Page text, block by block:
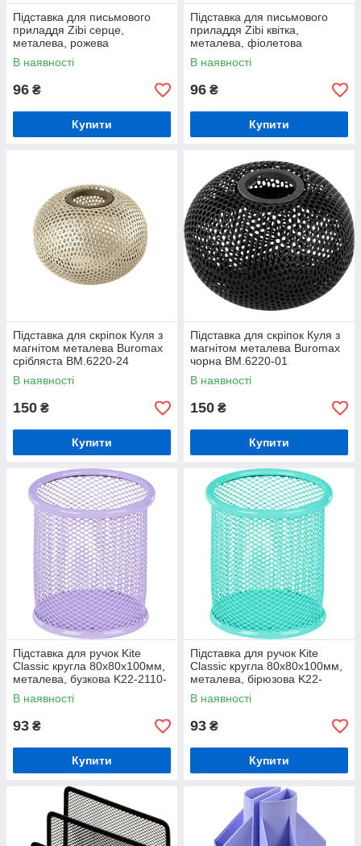
Підставка для письмового
приладдя Zibi серце,
металева, рожева
В наявності
96 ₴
Купити
Підставка для письмового
приладдя Zibi квітка,
металева, фіолетова
В наявності
96 ₴
Купити
Підставка для скріпок Куля з
магнітом металева Buromax
срібляста BM.6220-24
В наявності
150 ₴
Купити
Підставка для скріпок Куля з
магнітом металева Buromax
чорна BM.6220-01
В наявності
150 ₴
Купити
Підставка для ручок Kite
Classic кругла 80х80х100мм,
металева, бузкова K22-2110-
36
В наявності
93 ₴
Купити
Підставка для ручок Kite
Classic кругла 80х80х100мм,
металева, бірюзова K22-
2110-16
В наявності
93 ₴
Купити